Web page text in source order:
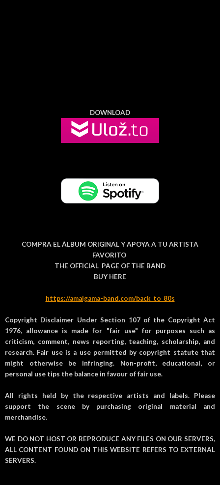
DOWNLOAD
COMPRA EL ÁLBUM ORIGINAL Y APOYA A TU ARTISTA
FAVORITO
THE OFFICIAL PAGE OF THE BAND
BUY HERE
https://amalgama-band.com/back_to_80s
Copyright Disclaimer Under Section 107 of the Copyright Act
1976, allowance is made for "fair use" for purposes such as
criticism, comment, news reporting, teaching, scholarship, and
research. Fair use is a use permitted by copyright statute that
might otherwise be infringing. Non-profit, educational, or
personal use tips the balance in favour of fair use.
All rights held by the respective artists and labels. Please
support the scene by purchasing original material and
merchandise.
WE DO NOT HOST OR REPRODUCE ANY FILES ON OUR SERVERS,
ALL CONTENT FOUND ON THIS WEBSITE REFERS TO EXTERNAL
SERVERS.